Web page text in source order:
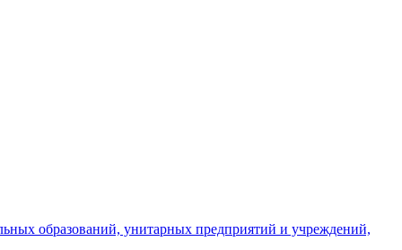
образований, унитарных предприятий и учреждений,